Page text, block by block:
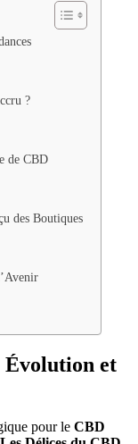
?
de CBD
des Boutiques
Évolution et
pour le CBD